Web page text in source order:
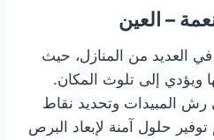
– العين
العديد من المنازل، حيث
ويؤدي إلى تلوث المكان.
رش المبيدات وتحديد نقاط
حلول آمنة لإبعاد البرص